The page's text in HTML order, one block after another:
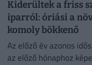
Kiderültek a friss
iparról: óriási a
komoly bökkenő
Az előző év azonos
az előző hónaphoz